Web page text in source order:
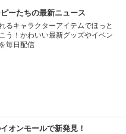
ーたちの最新ニュース
るキャラクターアイテムでほっと
う！かわいい最新グッズやイベン
毎日配信
オンモールで新発見！